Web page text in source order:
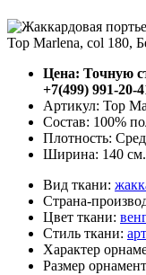
Цена: Точную
+7(499) 991-20-
Артикул: Top
Состав: 100%
Плотность:
Ширина: 140 см.
Вид ткани:
Страна-
Цвет ткани:
Стиль ткани:
Характер
Размер